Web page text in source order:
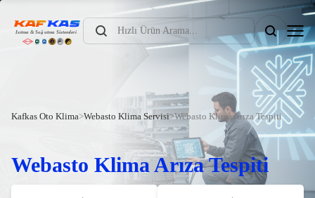
Products
search
Kafkas Oto Klima>Webasto Klima Servisi>Webasto Klima Arıza Tespiti
Webasto Klima Arıza Tespiti